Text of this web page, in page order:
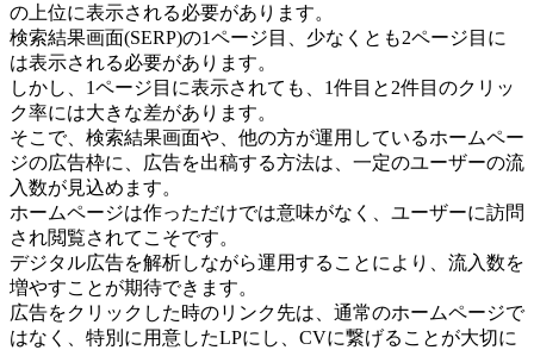
の上位に表示される必要があります。
検索結果画面(SERP)の1ページ目、少なくとも2ページ目に
は表示される必要があります。
しかし、1ページ目に表示されても、1件目と2件目のクリッ
ク率には大きな差があります。
そこで、検索結果画面や、他の方が運用しているホームペー
ジの広告枠に、広告を出稿する方法は、一定のユーザーの流
入数が見込めます。
ホームページは作っただけでは意味がなく、ユーザーに訪問
され閲覧されてこそです。
デジタル広告を解析しながら運用することにより、流入数を
増やすことが期待できます。
広告をクリックした時のリンク先は、通常のホームページで
はなく、特別に用意したLPにし、CVに繋げることが大切に